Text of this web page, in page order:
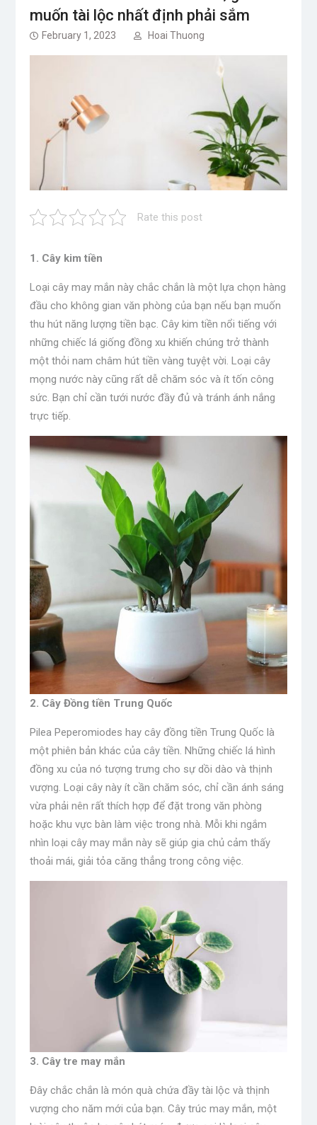
muốn tài lộc nhất định phải sắm
February 1, 2023 Hoai Thuong
Rate this post
1. Cây kim tiền
Loại cây may mắn này chắc chắn là một lựa chọn hàng
đầu cho không gian văn phòng của bạn nếu bạn muốn
thu hút năng lượng tiền bạc. Cây kim tiền nổi tiếng với
những chiếc lá giống đồng xu khiến chúng trở thành
một thỏi nam châm hút tiền vàng tuyệt vời. Loại cây
mọng nước này cũng rất dễ chăm sóc và ít tốn công
sức. Bạn chỉ cần tưới nước đầy đủ và tránh ánh nắng
trực tiếp.
2. Cây Đồng tiền Trung Quốc
Pilea Peperomiodes hay cây đồng tiền Trung Quốc là
một phiên bản khác của cây tiền. Những chiếc lá hình
đồng xu của nó tượng trưng cho sự dồi dào và thịnh
vượng. Loại cây này ít cần chăm sóc, chỉ cần ánh sáng
vừa phải nên rất thích hợp để đặt trong văn phòng
hoặc khu vực bàn làm việc trong nhà. Mỗi khi ngắm
nhìn loại cây may mắn này sẽ giúp gia chủ cảm thấy
thoải mái, giải tỏa căng thẳng trong công việc.
3. Cây tre may mắn
Đây chắc chắn là món quà chứa đầy tài lộc và thịnh
vượng cho năm mới của bạn. Cây trúc may mắn, một